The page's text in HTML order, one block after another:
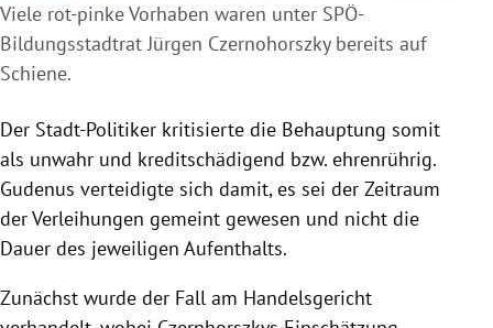
Viele rot-pinke Vorhaben waren unter SPÖ-
Bildungsstadtrat Jürgen Czernohorszky bereits auf
Schiene.
Der Stadt-Politiker kritisierte die Behauptung somit
als unwahr und kreditschädigend bzw. ehrenrührig.
Gudenus verteidigte sich damit, es sei der Zeitraum
der Verleihungen gemeint gewesen und nicht die
Dauer des jeweiligen Aufenthalts.
Zunächst wurde der Fall am Handelsgericht